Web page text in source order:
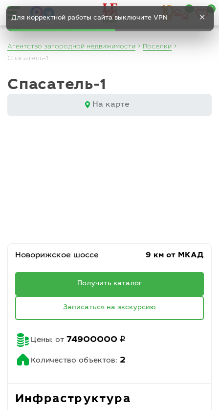
Для корректной работы сайта выключите VPN ✕
0
Агентство загородной недвижимости
Поселки
Спасатель-1
Спасатель-1
На карте
Новорижское шоссе 9 км от МКАД
Получить каталог
Записаться на экскурсию
Цены: от 74900000 q
Количество объектов: 2
Инфраструктура